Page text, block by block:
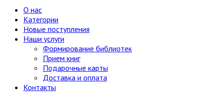
О нас
Категории
Новые поступления
Наши услуги
Формирование библиотек
Прием книг
Подарочные карты
Доставка и оплата
Контакты